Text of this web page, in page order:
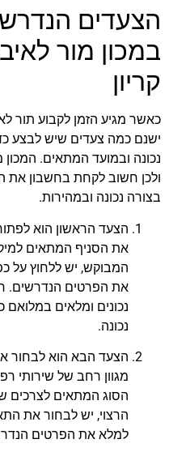
הצעדים
במכון מור
קריון
כאשר מגיע הזמן לקבוע תור
ישנם כמה צעדים שיש לבצע
נכונה ובמועד המתאים. המכון
ולכן חשוב לקחת בחשבון את
בצורה נכונה ובמהירות.
הצעד הראשון הוא
את הסניף המתאים
המבוקש, יש ללחוץ על
את הפרטים הנדרשים.
נכונים ומלאים
נכונה.
הצעד הבא הוא לבחור
מגוון רחב של שירותי
הסוג המתאים לצרכים
הרצוי, יש לבחור את
למלא את הפרטים